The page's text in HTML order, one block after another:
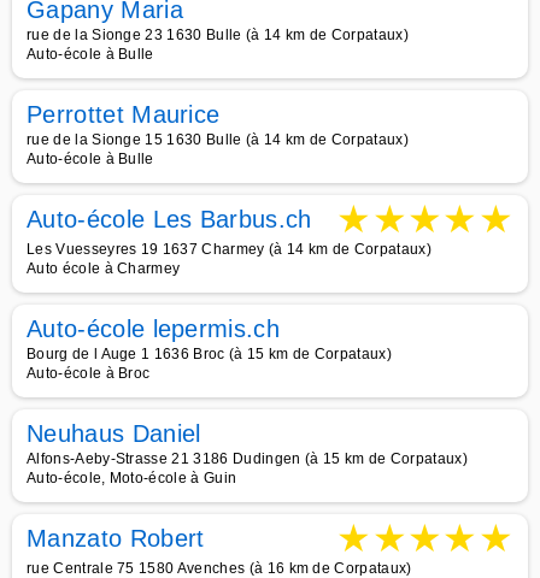
Gapany Maria
rue de la Sionge 23 1630 Bulle (à 14 km de Corpataux)
Auto-école à Bulle
Perrottet Maurice
rue de la Sionge 15 1630 Bulle (à 14 km de Corpataux)
Auto-école à Bulle
Auto-école Les Barbus.ch ★★★★★
Les Vuesseyres 19 1637 Charmey (à 14 km de Corpataux)
Auto école à Charmey
Auto-école lepermis.ch
Bourg de l Auge 1 1636 Broc (à 15 km de Corpataux)
Auto-école à Broc
Neuhaus Daniel
Alfons-Aeby-Strasse 21 3186 Dudingen (à 15 km de Corpataux)
Auto-école, Moto-école à Guin
Manzato Robert ★★★★★
rue Centrale 75 1580 Avenches (à 16 km de Corpataux)